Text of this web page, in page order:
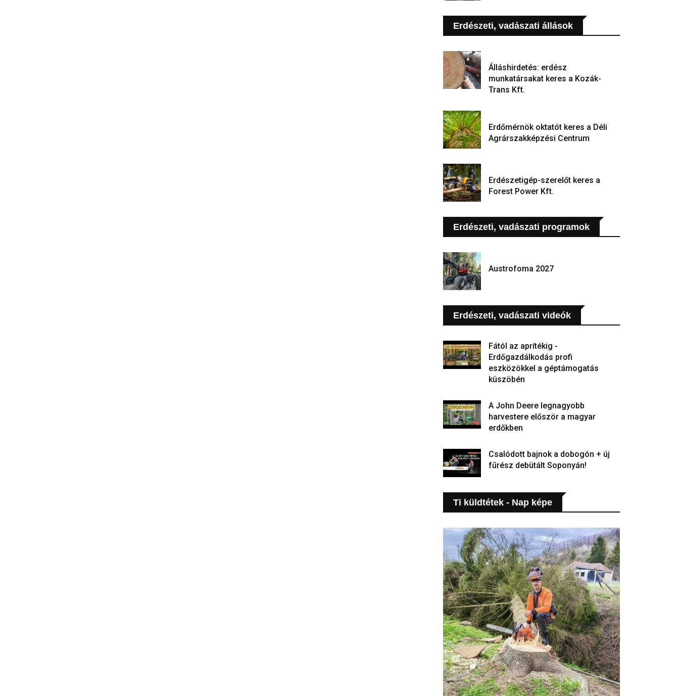
Erdészeti, vadászati állások
Álláshirdetés: erdész
munkatársakat keres a Kozák-
Trans Kft.
Erdőmérnök oktatót keres a Déli
Agrárszakképzési Centrum
Erdészetigép-szerelőt keres a
Forest Power Kft.
Erdészeti, vadászati programok
Austrofoma 2027
Erdészeti, vadászati videók
Fától az aprítékig -
Erdőgazdálkodás profi
eszközökkel a géptámogatás
küszöbén
A John Deere legnagyobb
harvestere először a magyar
erdőkben
Csalódott bajnok a dobogón + új
fűrész debütált Soponyán!
Ti küldtétek - Nap képe